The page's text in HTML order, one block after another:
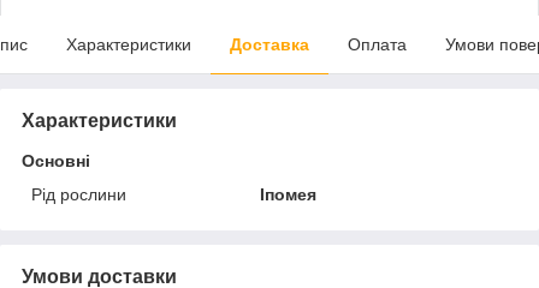
Характеристики Доставка Оплата Умови
Характеристики
Основні
Рід рослини
Іпомея
Умови доставки